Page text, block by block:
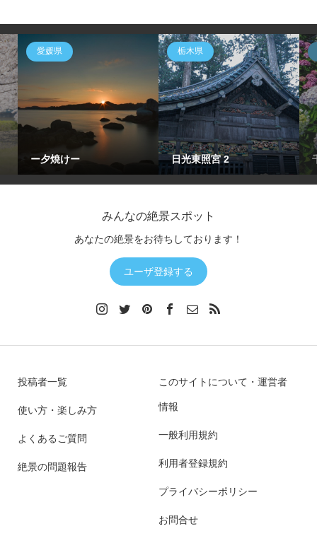
愛媛県
ー夕焼けー
栃木県
日光東照宮 2
みんなの絶景スポット
あなたの絶景をお待ちしております！
ユーザ登録する
投稿者一覧
使い方・楽しみ方
よくあるご質問
絶景の問題報告
このサイトについて・運営者
情報
一般利用規約
利用者登録規約
プライバシーポリシー
お問合せ